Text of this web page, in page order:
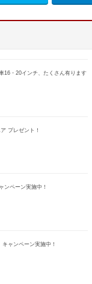
16・20インチ、たくさん有ります
プレゼント！
ンペーン実施中！
ャンペーン実施中！